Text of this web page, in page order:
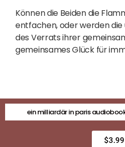
Können die Beiden die
entfachen, oder werden
des Verrats ihrer
gemeinsames Glück für
ein milliardär in paris
$3.99